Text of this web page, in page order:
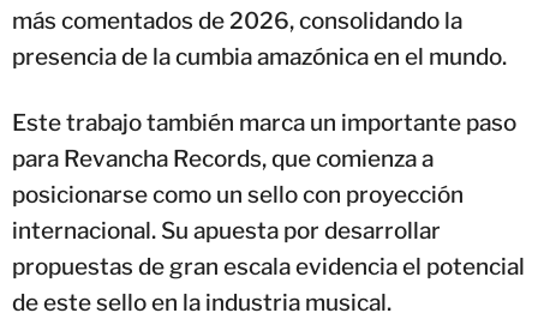
más comentados de 2026, consolidando la
presencia de la cumbia amazónica en el mundo.
Este trabajo también marca un importante paso
para Revancha Records, que comienza a
posicionarse como un sello con proyección
internacional. Su apuesta por desarrollar
propuestas de gran escala evidencia el potencial
de este sello en la industria musical.